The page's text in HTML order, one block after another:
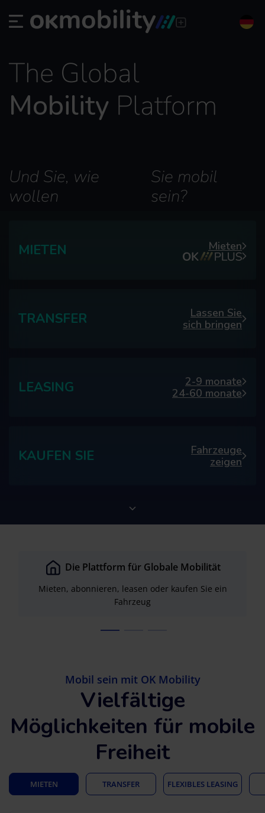
The Global
Mobility Platform
Und Sie, wie
wollen
Sie mobil
sein?
MIETEN Mieten
TRANSFER
Lassen Sie
sich bringen
LEASING
2-9 monate
24-60 monate
KAUFEN SIE
Fahrzeuge
zeigen
Die Plattform für Globale Mobilität
Mieten, abonnieren, leasen oder kaufen Sie ein
Fahrzeug
Mobil sein mit OK Mobility
Vielfältige
Möglichkeiten für mobile
Freiheit
MIETEN TRANSFER FLEXIBLES LEASING